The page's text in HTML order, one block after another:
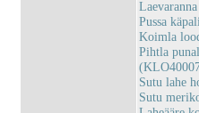
Pussa
Koimla
Pihtla
Sutu lahe
Sutu